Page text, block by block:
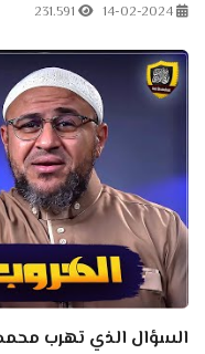
14-02-2024
231.591
السؤال الذي تهرب